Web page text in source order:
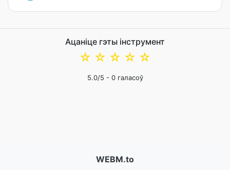
Ацаніце гэты інструмент
☆
☆
☆
☆
☆
5.0/5 - 0галасоў
WEBM.to